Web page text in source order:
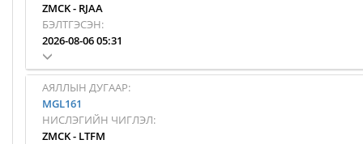
ZMCK- RJAA
БЭЛТГЭСЭН:
2026-08-06 05:31
АЯЛЛЫН ДУГААР:
MGL161
НИСЛЭГИЙН ЧИГЛЭЛ:
ZMCK- LTFM